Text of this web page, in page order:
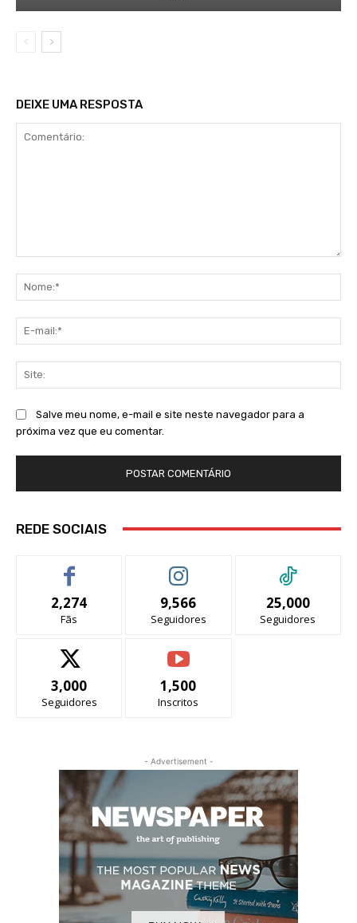
DEIXE UMA RESPOSTA
Salve meu nome, e-mail e site neste navegador para a
próxima vez que eu comentar.
REDE SOCIAIS
2,274
Fãs
9,566
Seguidores
25,000
Seguidores
3,000
Seguidores
1,500
Inscritos
- Advertisement -